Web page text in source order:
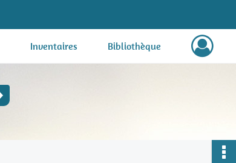
Inventaires Bibliothèque